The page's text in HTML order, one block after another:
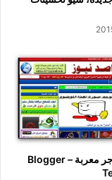
قوالب بلوجر معربة – Blogger